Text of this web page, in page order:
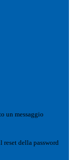
un messaggio
reset della password